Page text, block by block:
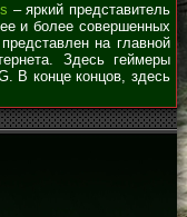
– яркий представитель
и более совершенных
на главной
Здесь геймеры
В конце концов, здесь